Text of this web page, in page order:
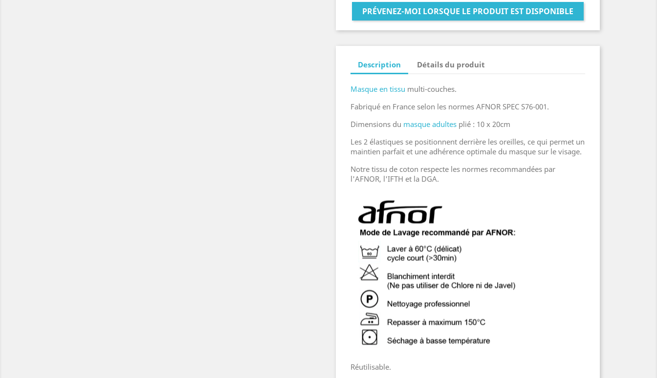
PRÉVENEZ-MOI LORSQUE LE PRODUIT EST DISPONIBLE
Description Détails du produit
Masque en tissu multi-couches.
Fabriqué en France selon les normes AFNOR SPEC S76-001.
Dimensions du masque adultes plié : 10 x 20cm
Les 2 élastiques se positionnent derrière les oreilles, ce qui permet un
maintien parfait et une adhérence optimale du masque sur le visage.
Notre tissu de coton respecte les normes recommandées par
l'AFNOR, l'IFTH et la DGA.
Réutilisable.